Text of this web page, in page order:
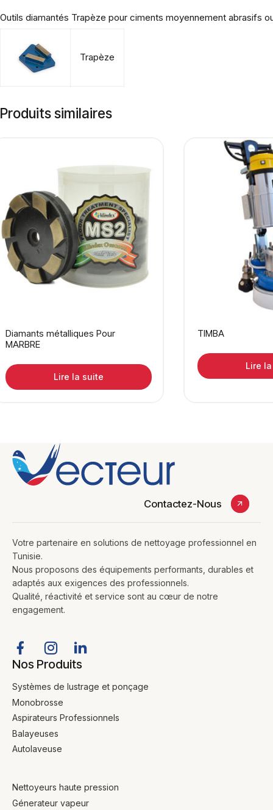
Outils diamantés Trapèze pour ciments moyennement abrasifs
Trapèze
Produits similaires
Diamants métalliques Pour
MARBRE
Lire la suite
TIMBA
Lire
Contactez-Nous
Votre partenaire en solutions de nettoyage professionnel en
Tunisie.
Nous proposons des équipements performants, durables et
adaptés aux exigences des professionnels.
Qualité, réactivité et service sont au cœur de notre
engagement.
Nos Produits
Systèmes de lustrage et ponçage
Monobrosse
Aspirateurs Professionnels
Balayeuses
Autolaveuse
Nettoyeurs haute pression
Génerateur vapeur